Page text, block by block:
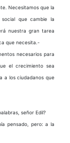
Necesitamos que la
que cambie la
nuestra gran tarea
que necesita.-
necesarios para
el crecimiento sea
a los ciudadanos que
señor Edil?
pensado, pero: a la